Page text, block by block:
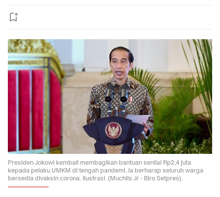
Presiden Jokowi kembali membagikan bantuan senilai Rp2,4 juta
kepada pelaku UMKM di tengah pandemi. Ia berharap seluruh warga
bersedia divaksin corona. Ilustrasi. (Muchlis Jr - Biro Setpres).